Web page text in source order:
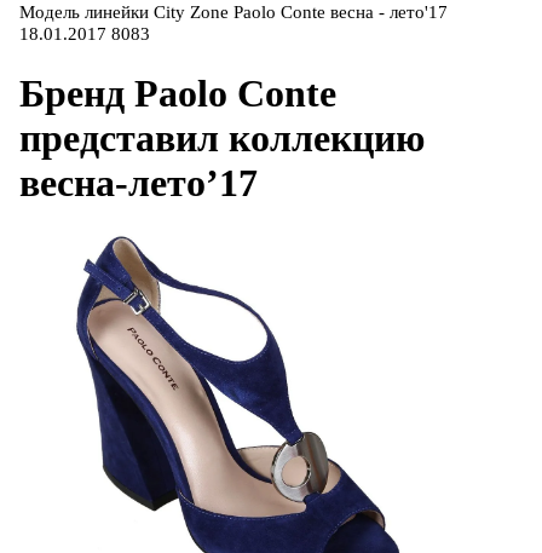
Модель линейки City Zone Paolo Conte весна - лето'17
18.01.2017 8083
Бренд Paolo Conte
представил коллекцию
весна-лето’17